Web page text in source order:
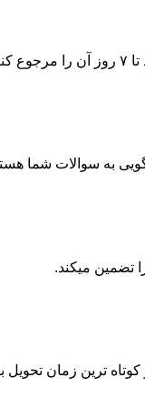
تضمین میکند.
ترین زمان تحویل